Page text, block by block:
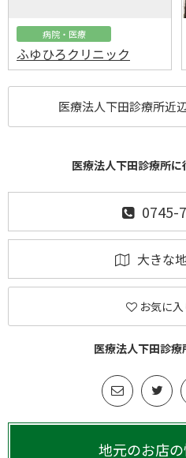
病院・医療
ふゆひろクリニック
医療法人下田診療所近
医療法人下田診療所に
0745-
大きな
お気に
医療法人下田診
地元のお店の